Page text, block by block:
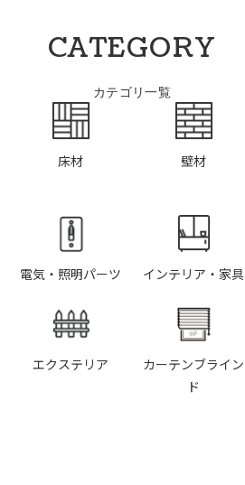
CATEGORY
カテゴリ一覧
床材 壁材
電気・照明パーツ インテリア・家具
エクステリア
カーテンブライン
ド